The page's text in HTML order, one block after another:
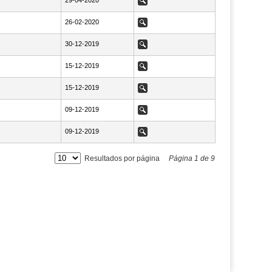
NaN26-02-2020
26-02-2020 Ver
NaN30-12-2019
30-12-2019 Ver
NaN15-12-2019
15-12-2019 Ver
NaN15-12-2019
15-12-2019 Ver
NaN09-12-2019
09-12-2019 Ver
NaN09-12-2019
09-12-2019 Ver
Resultados por página Página 1 de 9